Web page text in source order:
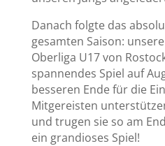
Danach folgte das
gesamten Saison:
Oberliga U17 von
spannendes Spiel auf
besseren Ende für die
Mitgereisten
und trugen sie so am
ein grandioses Spiel!